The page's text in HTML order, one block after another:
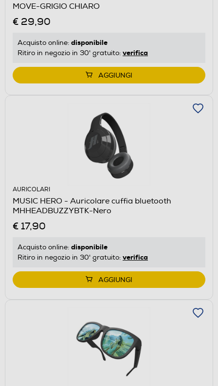
MOVE-GRIGIO CHIARO
€ 29,90
Acquisto online: disponibile
Ritiro in negozio in 30' gratuito: verifica
AGGIUNGI
AURICOLARI
MUSIC HERO - Auricolare cuffia bluetooth
MHHEADBUZZYBTK-Nero
€ 17,90
Acquisto online: disponibile
Ritiro in negozio in 30' gratuito: verifica
AGGIUNGI